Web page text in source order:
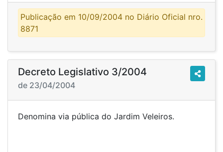
Publicação em 10/09/2004 no Diário Oficial nro.
8871
Decreto Legislativo 3/2004
de 23/04/2004
Denomina via pública do Jardim Veleiros.